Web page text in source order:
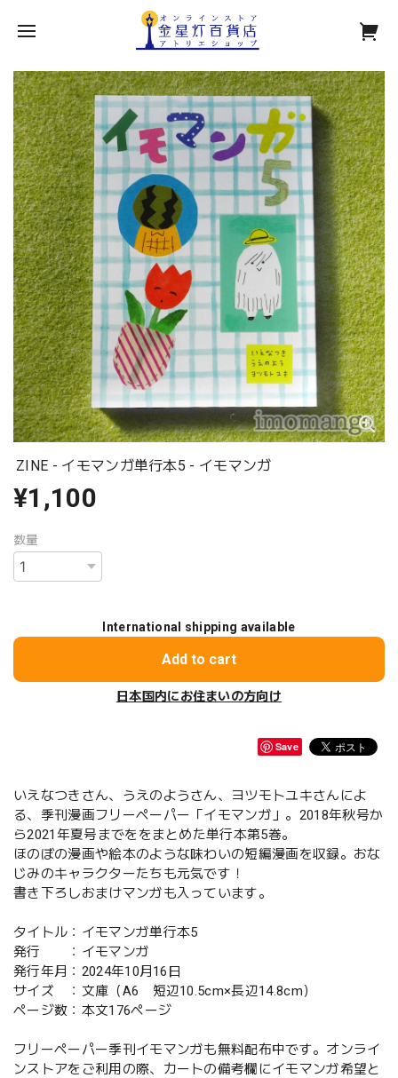
ZINE - イモマンガ単行本5 - イモマンガ
¥1,100
数量
International shipping available
Add to cart
日本国内にお住まいの方向け
Save
いえなつきさん、うえのようさん、ヨツモトユキさんによ
る、季刊漫画フリーペーパー「イモマンガ」。2018年秋号か
ら2021年夏号までををまとめた単行本第5巻。
ほのぼの漫画や絵本のような味わいの短編漫画を収録。おな
じみのキャラクターたちも元気です！
書き下ろしおまけマンガも入っています。
タイトル：イモマンガ単行本5
発行 ：イモマンガ
発行年月：2024年10月16日
サイズ ：文庫（A6 短辺10.5cm×長辺14.8cm）
ページ数：本文176ページ
フリーペーパー季刊イモマンガも無料配布中です。オンライ
ンストアをご利用の際、カートの備考欄にイモマンガ希望と